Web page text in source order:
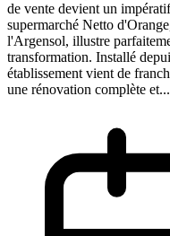
de vente devient un
supermarché Netto
l'Argensol, illustre
transformation. Installé
établissement vient de
une rénovation complète et...